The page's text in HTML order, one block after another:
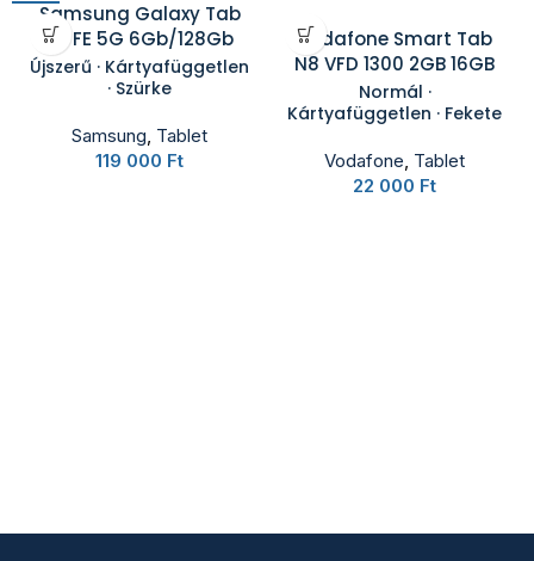
Samsung Galaxy Tab
S9 FE 5G 6Gb/128Gb
Újszerű · Kártyafüggetlen
· Szürke
Samsung, Tablet
119 000 Ft
Vodafone Smart Tab
N8 VFD 1300 2GB 16GB
Normál ·
Kártyafüggetlen · Fekete
Vodafone, Tablet
22 000 Ft